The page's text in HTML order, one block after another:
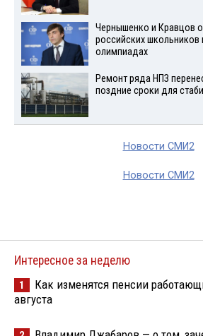
Чернышенко и Кравцов
российских
олимпиадах
Ремонт ряда НПЗ
поздние сроки для
Новости СМИ2
Новости СМИ2
Интересное за неделю
1
Как изменятся пенсии
августа